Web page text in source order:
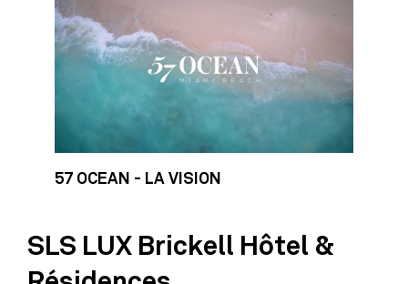
57 OCEAN - LA VISION
SLS LUX Brickell Hôtel &